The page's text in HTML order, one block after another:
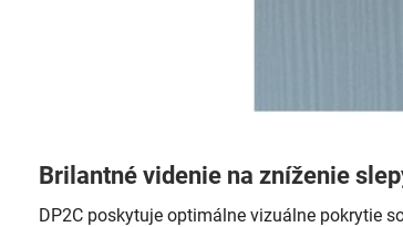
Brilantné videnie na zníženie
DP2C poskytuje optimálne vizuálne pokrytie